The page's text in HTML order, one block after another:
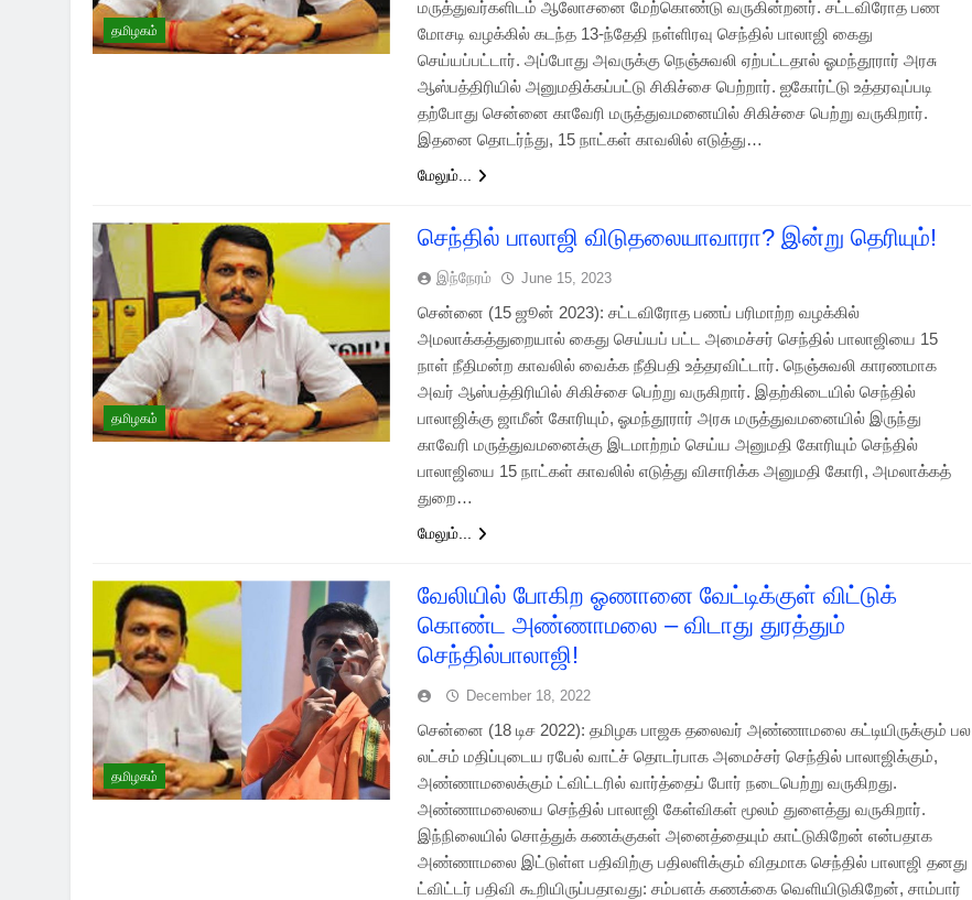
தமிழகம்
மருத்துவர்களிடம் ஆலோசனை மேற்கொண்டு வருகின்றனர். சட்டவிரோத பண
மோசடி வழக்கில் கடந்த 13-ந்தேதி நள்ளிரவு செந்தில் பாலாஜி கைது
செய்யப்பட்டார். அப்போது அவருக்கு நெஞ்சுவலி ஏற்பட்டதால் ஓமந்தூரார் அரசு
ஆஸ்பத்திரியில் அனுமதிக்கப்பட்டு சிகிச்சை பெற்றார். ஐகோர்ட்டு உத்தரவுப்படி
தற்போது சென்னை காவேரி மருத்துவமனையில் சிகிச்சை பெற்று வருகிறார்.
இதனை தொடர்ந்து, 15 நாட்கள் காவலில் எடுத்து…
மேலும்...
தமிழகம்
செந்தில் பாலாஜி விடுதலையாவாரா? இன்று தெரியும்!
இந்நேரம் June 15, 2023
சென்னை (15 ஜூன் 2023): சட்டவிரோத பணப் பரிமாற்ற வழக்கில்
அமலாக்கத்துறையால் கைது செய்யப் பட்ட அமைச்சர் செந்தில் பாலாஜியை 15
நாள் நீதிமன்ற காவலில் வைக்க நீதிபதி உத்தரவிட்டார். நெஞ்சுவலி காரணமாக
அவர் ஆஸ்பத்திரியில் சிகிச்சை பெற்று வருகிறார். இதற்கிடையில் செந்தில்
பாலாஜிக்கு ஜாமீன் கோரியும், ஓமந்தூரார் அரசு மருத்துவமனையில் இருந்து
காவேரி மருத்துவமனைக்கு இடமாற்றம் செய்ய அனுமதி கோரியும் செந்தில்
பாலாஜியை 15 நாட்கள் காவலில் எடுத்து விசாரிக்க அனுமதி கோரி, அமலாக்கத்
துறை…
மேலும்...
தமிழகம்
வேலியில் போகிற ஓணானை வேட்டிக்குள் விட்டுக்
கொண்ட அண்ணாமலை – விடாது துரத்தும்
செந்தில்பாலாஜி!
December 18, 2022
சென்னை (18 டிச 2022): தமிழக பாஜக தலைவர் அண்ணாமலை கட்டியிருக்கும் பல
லட்சம் மதிப்புடைய ரபேல் வாட்ச் தொடர்பாக அமைச்சர் செந்தில் பாலாஜிக்கும்,
அண்ணாமலைக்கும் ட்விட்டரில் வார்த்தைப் போர் நடைபெற்று வருகிறது.
அண்ணாமலையை செந்தில் பாலாஜி கேள்விகள் மூலம் துளைத்து வருகிறார்.
இந்நிலையில் சொத்துக் கணக்குகள் அனைத்தையும் காட்டுகிறேன் என்பதாக
அண்ணாமலை இட்டுள்ள பதிவிற்கு பதிலளிக்கும் விதமாக செந்தில் பாலாஜி தனது
ட்விட்டர் பதிவி கூறியிருப்பதாவது: சம்பளக் கணக்கை வெளியிடுகிறேன், சாம்பார்